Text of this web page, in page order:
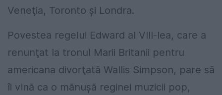
Veneţia, Toronto şi Londra.
Povestea regelui Edward al VIII-lea, care a
renunţat la tronul Marii Britanii pentru
americana divorţată Wallis Simpson, pare să
îi vină ca o mănuşă reginei muzicii pop,